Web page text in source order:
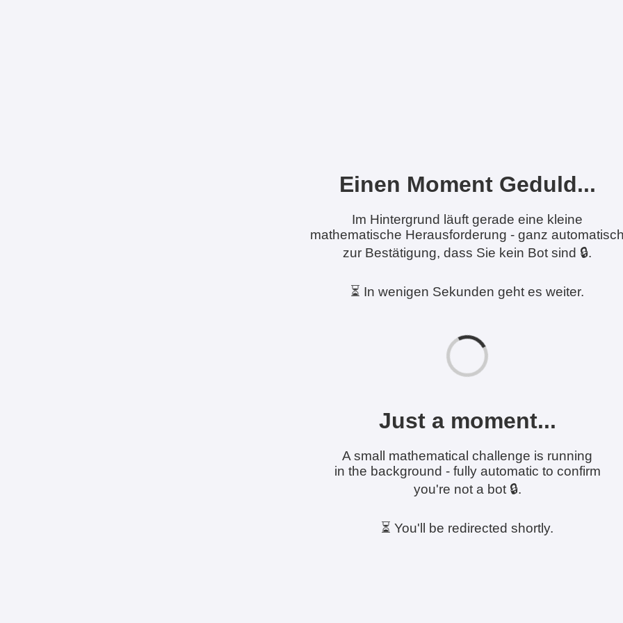
Einen Moment Geduld...
Im Hintergrund läuft gerade eine kleine
mathematische Herausforderung - ganz
zur Bestätigung, dass Sie kein Bot sind 🔒.
⏳ In wenigen Sekunden geht es weiter.
Just a moment...
A small mathematical challenge is running
in the background - fully automatic to confirm
you're not a bot 🔒.
⏳ You'll be redirected shortly.